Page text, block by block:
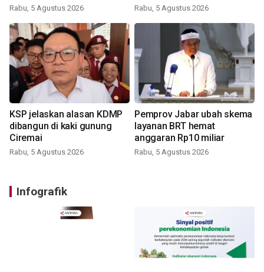
Rabu, 5 Agustus 2026 Rabu, 5 Agustus 2026
KSP jelaskan alasan KDMP
dibangun di kaki gunung
Ciremai
Rabu, 5 Agustus 2026
Pemprov Jabar ubah skema
layanan BRT hemat
anggaran Rp10 miliar
Rabu, 5 Agustus 2026
Infografik